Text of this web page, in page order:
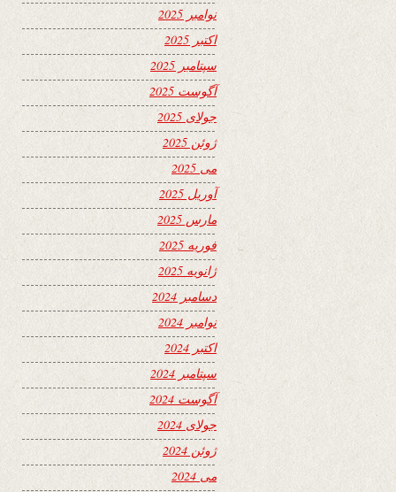
نوامبر 2025
اکتبر 2025
سپتامبر 2025
آگوست 2025
جولای 2025
ژوئن 2025
می 2025
آوریل 2025
مارس 2025
فوریه 2025
ژانویه 2025
دسامبر 2024
نوامبر 2024
اکتبر 2024
سپتامبر 2024
آگوست 2024
جولای 2024
ژوئن 2024
می 2024